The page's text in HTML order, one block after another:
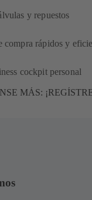
y repuestos
compra rápidos y
cockpit personal
MÁS: